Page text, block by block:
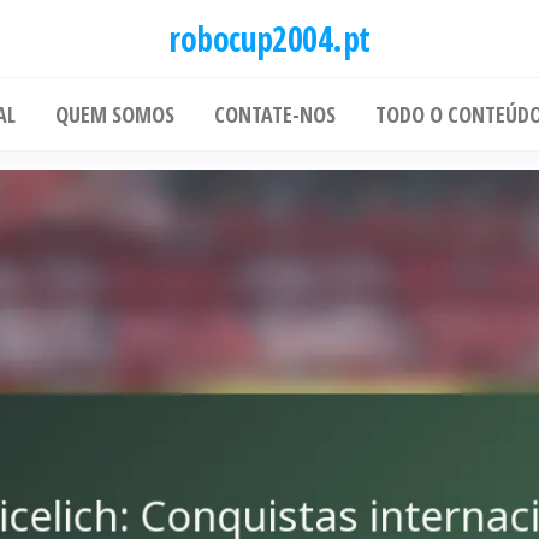
robocup2004.pt
QUEM SOMOS CONTATE-NOS TODO O